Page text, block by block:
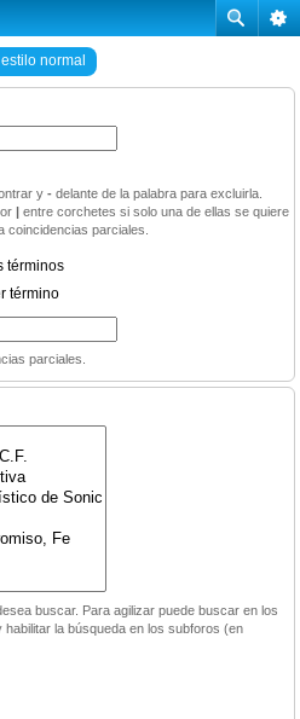
estilo normal
y - delante de la palabra para excluirla.
| entre corchetes si solo una de ellas se quiere
coincidencias parciales.
términos
término
parciales.
buscar. Para agilizar puede buscar en los
la búsqueda en los subforos (en